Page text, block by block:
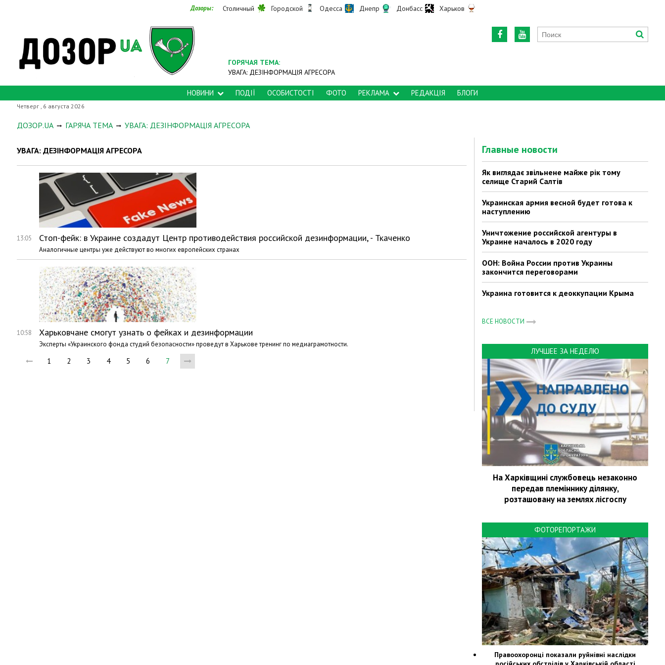
Дозоры: Столичный Городской Одесса Днепр Донбасс Харьков
ГОРЯЧАЯ ТЕМА:
УВАГА: ДЕЗІНФОРМАЦІЯ АГРЕСОРА
НОВИНИ ПОДІЇ ОСОБИСТОСТІ ФОТО РЕКЛАМА РЕДАКЦІЯ БЛОГИ
Четверг , 6 августа 2026
ДОЗОР.UA ГАРЯЧА ТЕМА УВАГА: ДЕЗІНФОРМАЦІЯ АГРЕСОРА
УВАГА: ДЕЗІНФОРМАЦІЯ АГРЕСОРА
13:05 Стоп-фейк: в Украине создадут Центр противодействия российской дезинформации, - Ткаченко
Аналогичные центры уже действуют во многих европейских странах
10:58 Харьковчане смогут узнать о фейках и дезинформации
Эксперты «Украинского фонда студий безопасности» проведут в Харькове тренинг по медиаграмотности.
1 2 3 4 5 6 7
Главные новости
Як виглядає звільнене майже рік тому
селище Старий Салтів
Украинская армия весной будет готова к
наступлению
Уничтожение российской агентуры в
Украине началось в 2020 году
ООН: Война России против Украины
закончится переговорами
Украина готовится к деоккупации Крыма
ВСЕ НОВОСТИ
ЛУЧШЕЕ ЗА НЕДЕЛЮ
На Харківщині службовець незаконно
передав племіннику ділянку,
розташовану на землях лісгоспу
ФОТОРЕПОРТАЖИ
Правоохоронці показали руйнівні наслідки